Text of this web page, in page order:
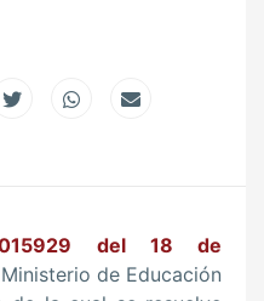
del 18 de
Ministerio de Educación